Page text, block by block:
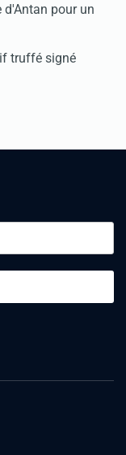
d'Antan pour un
truffé signé